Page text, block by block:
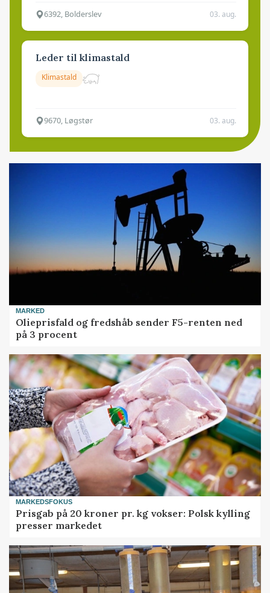
6392, Bolderslev 03. aug.
Leder til klimastald
Klimastald
9670, Løgstør 03. aug.
MARKED
Olieprisfald og fredshåb sender F5-renten ned
på 3 procent
MARKEDSFOKUS
Prisgab på 20 kroner pr. kg vokser: Polsk kylling
presser markedet